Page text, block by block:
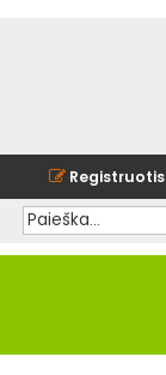
Registruotis